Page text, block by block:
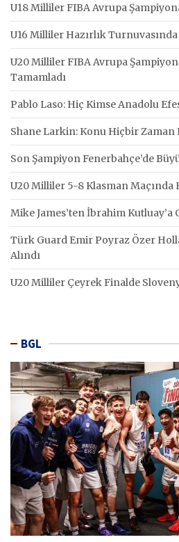
U18 Milliler FIBA Avrupa
U16 Milliler Hazırlık Turnuvasında
U20 Milliler FIBA Avrupa
Tamamladı
Pablo Laso: Hiç Kimse Anadolu
Shane Larkin: Konu Hiçbir Zaman
Son Şampiyon Fenerbahçe’de
U20 Milliler 5-8 Klasman Maçında
Mike James’ten İbrahim Kutluay’a
Türk Guard Emir Poyraz Özer
Alındı
U20 Milliler Çeyrek Finalde
BGL